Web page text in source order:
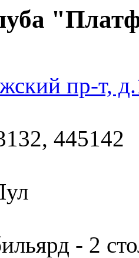
пр-т,
445142
- 2